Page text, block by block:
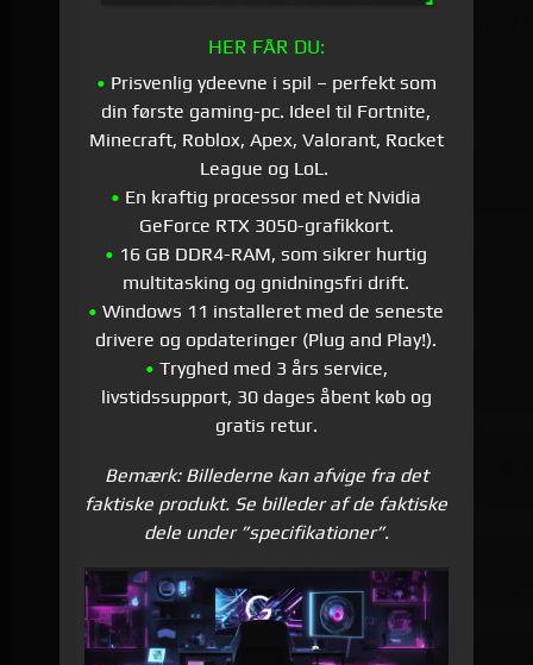
HER FÅR DU:
• Prisvenlig ydeevne i spil – perfekt som
din første gaming-pc. Ideel til Fortnite,
Minecraft, Roblox, Apex, Valorant, Rocket
League og LoL.
• En kraftig processor med et Nvidia
GeForce RTX 3050-grafikkort.
• 16 GB DDR4-RAM, som sikrer hurtig
multitasking og gnidningsfri drift.
• Windows 11 installeret med de seneste
drivere og opdateringer (Plug and Play!).
• Tryghed med 3 års service,
livstidssupport, 30 dages åbent køb og
gratis retur.
Bemærk: Billederne kan afvige fra det
faktiske produkt. Se billeder af de faktiske
dele under ”specifikationer”.